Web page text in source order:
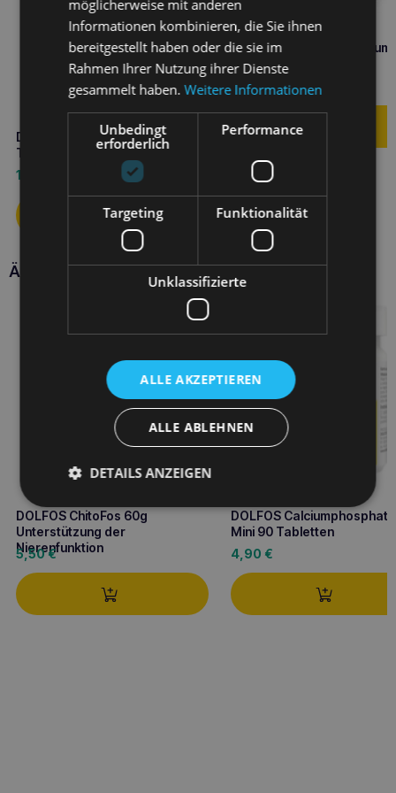
DOLFOS Dolvit Drüse 60
Tabletten für Hunde
10,90
DOLFOS Dolvit Probiotikum
Tabletten
7,90€
Ähnliche Produkte
DOLFOS ChitoFos 60g
Unterstützung der
Nierenfunktion
5,50€
DOLFOS Calciumphosphat
Mini 90 Tabletten
4,90 €
möglicherweise mit anderen
Informationen kombinieren, die Sie ihnen
bereitgestellt haben oder die sie im
Rahmen Ihrer Nutzung ihrer Dienste
gesammelt haben.Weitere Informationen
Unbedingt
erforderlich
Performance
Targeting Funktionalität
Unklassifizierte
ALLE AKZEPTIEREN
ALLE ABLEHNEN
DETAILS ANZEIGEN